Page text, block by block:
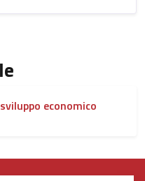
economico